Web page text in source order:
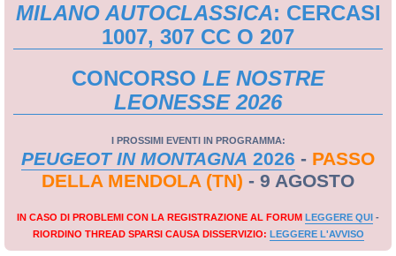
MILANO AUTOCLASSICA: CERCASI
1007, 307 CC O 207
CONCORSO LE NOSTRE
LEONESSE 2026
I PROSSIMI EVENTI IN PROGRAMMA:
PEUGEOT IN MONTAGNA 2026 - PASSO
DELLA MENDOLA (TN) - 9 AGOSTO
IN CASO DI PROBLEMI CON LA REGISTRAZIONE AL FORUM LEGGERE QUI -
RIORDINO THREAD SPARSI CAUSA DISSERVIZIO: LEGGERE L'AVVISO